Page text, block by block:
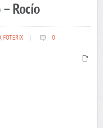
Rocío
,FOTERIX 0